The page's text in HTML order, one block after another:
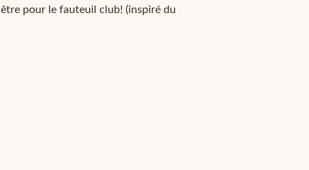
être pour le fauteuil club! (inspiré du